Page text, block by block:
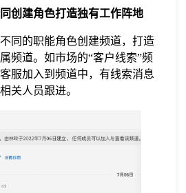
创建角色打造独有工作阵地
同的职能角色创建频道，打造
频道。如市场的“客户线索”频
服加入到频道中，有线索消息
关人员跟进。